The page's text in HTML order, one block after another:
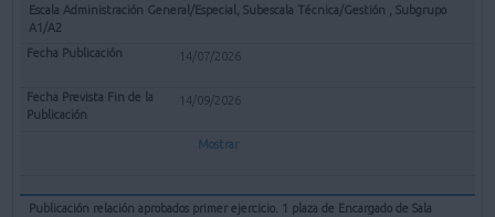
Escala Administración General/Especial, Subescala Técnica/Gestión , Subgrupo
A1/A2
14/07/2026
14/09/2026
Mostrar
Publicación relación aprobados primer ejercicio. 1 plaza de Encargado de Sala